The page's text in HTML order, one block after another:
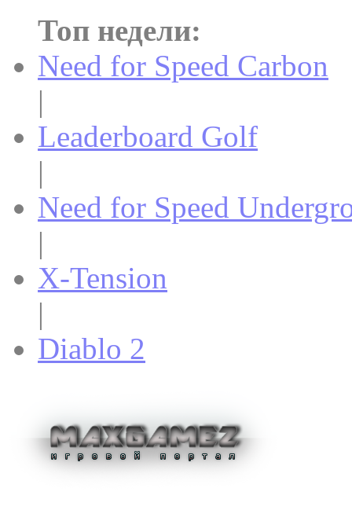
Топ недели:
Need for Speed Carbon
|
Leaderboard Golf
|
Need for Speed
|
X-Tension
|
Diablo 2